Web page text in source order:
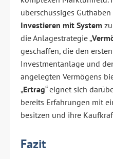
überschüssiges Guthaben
Investieren mit System
die Anlagestrategie „
geschaffen, die den
Investmentanlage und
angelegten Vermögens
„Ertrag“ eignet sich
bereits Erfahrungen mit
besitzen und ihre
Fazit